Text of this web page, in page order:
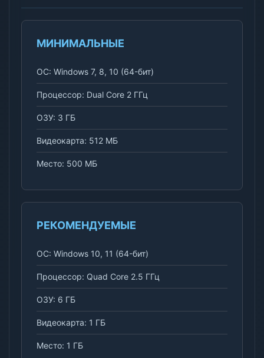
МИНИМАЛЬНЫЕ
ОС: Windows 7, 8, 10 (64-бит)
Процессор: Dual Core 2 ГГц
ОЗУ: 3 ГБ
Видеокарта: 512 МБ
Место: 500 МБ
РЕКОМЕНДУЕМЫЕ
ОС: Windows 10, 11 (64-бит)
Процессор: Quad Core 2.5 ГГц
ОЗУ: 6 ГБ
Видеокарта: 1 ГБ
Место: 1 ГБ